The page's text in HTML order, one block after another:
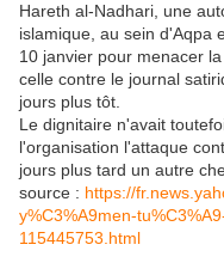
Hareth al-Nadhari, une
islamique, au sein d'Aqpa
10 janvier pour menacer
celle contre le journal
jours plus tôt.
Le dignitaire n'avait
l'organisation l'attaque
jours plus tard un autre
source : https://
y%C3%A9men-
115445753.html